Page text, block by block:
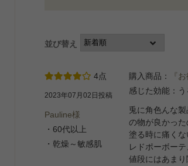
並び替え
4点
2023年07月02日投稿
Pauline様
・60代以上
・乾燥～敏感肌
購入商品：
『
感じた効能：
兎に角色んな
の物が良かっ
塗る時に痛く
レドポーボー
値段にはあま